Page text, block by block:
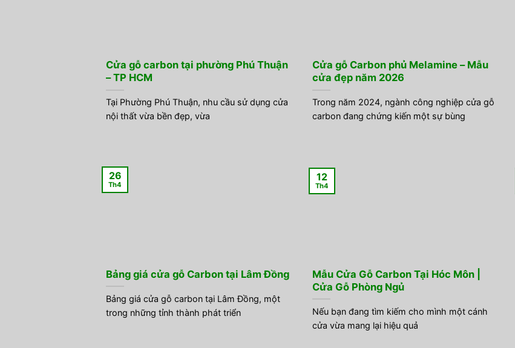
Cửa gỗ carbon tại phường Phú Thuận
– TP HCM
Tại Phường Phú Thuận, nhu cầu sử dụng cửa
nội thất vừa bền đẹp, vừa
Cửa gỗ Carbon phủ Melamine – Mẫu
cửa đẹp năm 2026
Trong năm 2024, ngành công nghiệp cửa gỗ
carbon đang chứng kiến một sự bùng
Bảng giá cửa gỗ Carbon tại Lâm Đồng
Bảng giá cửa gỗ carbon tại Lâm Đồng, một
trong những tỉnh thành phát triển
26
Th4
Mẫu Cửa Gỗ Carbon Tại Hóc Môn |
Cửa Gỗ Phòng Ngủ
Nếu bạn đang tìm kiếm cho mình một cánh
cửa vừa mang lại hiệu quả
12
Th4